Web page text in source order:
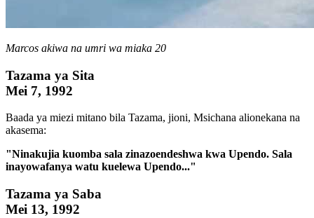
Marcos akiwa na umri wa miaka 20
Tazama ya Sita
Mei 7, 1992
Baada ya miezi mitano bila Tazama, jioni, Msichana alionekana na
akasema:
"Ninakujia kuomba sala zinazoendeshwa kwa Upendo. Sala
inayowafanya watu kuelewa Upendo..."
Tazama ya Saba
Mei 13, 1992